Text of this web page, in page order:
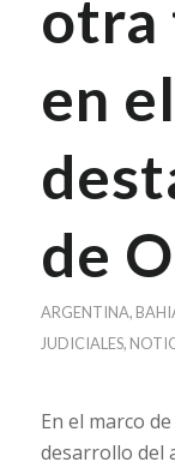
otra
en el
de
ARGENTINA,
JUDICIALES,
En el marco
desarrollo del